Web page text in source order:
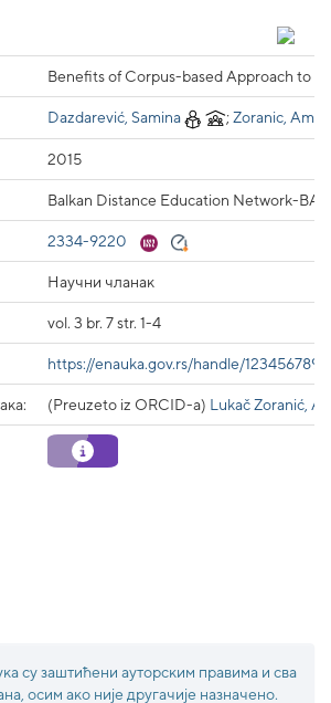
Benefits of Corpus-based Approach to
Dazdarević, Samina ;Zoranic,
2015
Balkan Distance Education Network-
2334-9220
Научни чланак
vol. 3 br. 7 str. 1-4
https://enauka.gov.rs/handle/
(Preuzeto iz ORCID-a) Lukač Zoranić,
су заштићени ауторским правима и сва
осим ако није другачије назначено.